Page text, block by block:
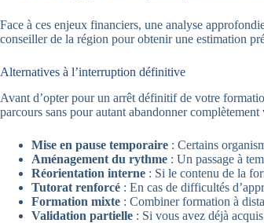
Face à ces enjeux financiers, une analyse
conseiller de la région pour obtenir une estimation
Alternatives à l’interruption définitive
Avant d’opter pour un arrêt définitif de votre
parcours sans pour autant abandonner
Mise en pause temporaire : Certains
Aménagement du rythme : Un passage à
Réorientation interne : Si le contenu de la
Tutorat renforcé : En cas de difficultés
Formation mixte : Combiner formation à
Validation partielle : Si vous avez déjà